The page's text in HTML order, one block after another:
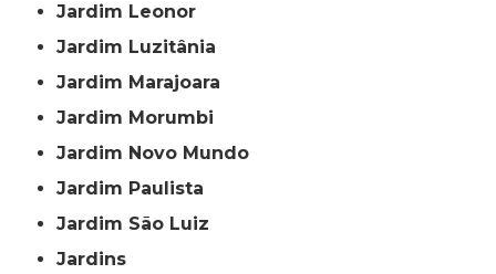
Jardim Leonor
Jardim Luzitânia
Jardim Marajoara
Jardim Morumbi
Jardim Novo Mundo
Jardim Paulista
Jardim São Luiz
Jardins